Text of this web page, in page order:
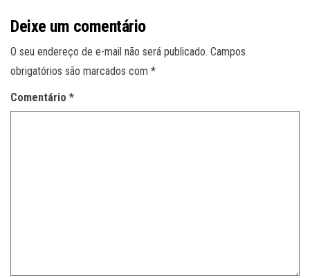
Deixe um comentário
O seu endereço de e-mail não será publicado. Campos
obrigatórios são marcados com *
Comentário *